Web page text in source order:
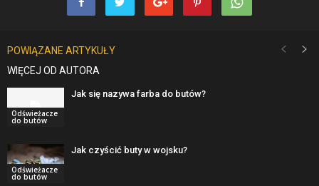
POWIĄZANE ARTYKUŁY
WIĘCEJ OD AUTORA
Odświeżacze
do butów
Jak się nazywa farba do butów?
Odświeżacze
do butów
Jak czyścić buty w wojsku?